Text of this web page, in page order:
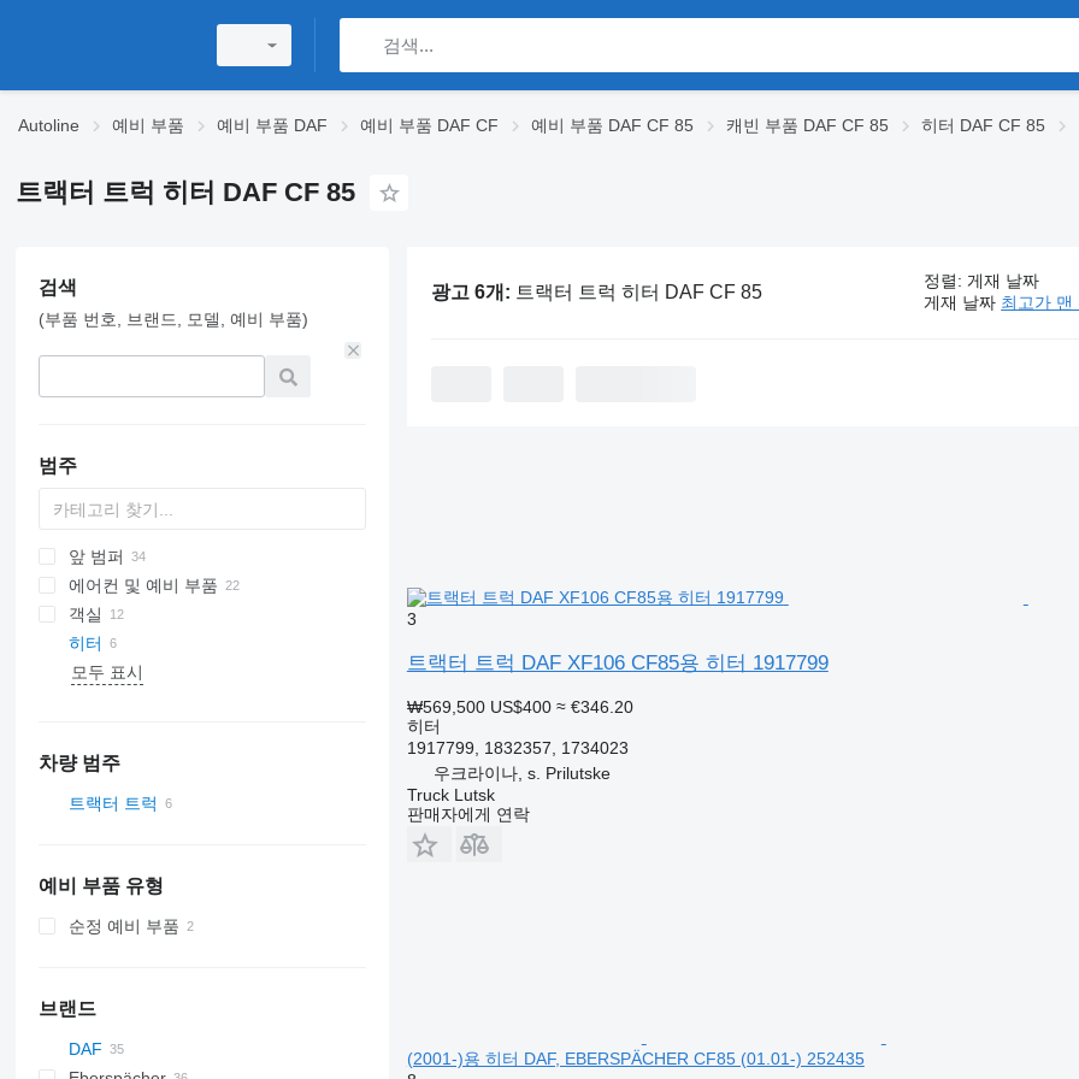
Autoline 예비 부품 예비 부품 DAF 예비 부품 DAF CF 예비 부품 DAF CF 85 캐빈 부품 DAF CF 85 히터 DAF CF 85
트랙터 트럭 히터 DAF CF 85
검색
(부품 번호, 브랜드, 모델, 예비 부품)
범주
앞 범퍼
에어컨 및 예비 부품
에어컨 컨덴서
에어컨 호스
에어컨 컴프레서
객실
히터
옆유리
모두 표시
차량 범주
트랙터 트럭
예비 부품 유형
순정 예비 부품
브랜드
DAF
광고 6개: 트랙터 트럭 히터 DAF CF 85
정렬: 게재 날짜
게재 날짜 최고가 맨
3
트랙터 트럭 DAF XF106 CF85용 히터 1917799
₩569,500 US$400 ≈ €346.20
히터
1917799, 1832357, 1734023
우크라이나, s. Prilutske
Truck Lutsk
판매자에게 연락
(2001-)용 히터 DAF, EBERSPÄCHER CF85 (01.01-) 252435